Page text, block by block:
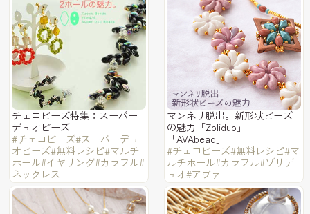
チェコビーズ特集：スーパー
デュオビーズ
#チェコビーズ#スーパーデュ
オビーズ#無料レシピ#マルチ
ホール#イヤリング#カラフル#
ネックレス
マンネリ脱出。新形状ビーズ
の魅力「Zoliduo」
「AVAbead」
#チェコビーズ#無料レシピ#マ
ルチホール#カラフル#ゾリデ
ュオ#アヴァ